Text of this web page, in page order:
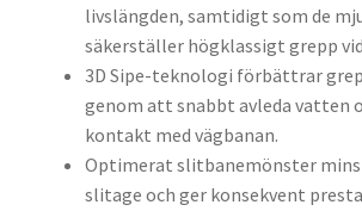
livslängden, samtidigt som de
säkerställer högklassigt grepp
3D Sipe-teknologi förbättrar
genom att snabbt avleda vatten
kontakt med vägbanan.
Optimerat slitbanemönster
slitage och ger konsekvent